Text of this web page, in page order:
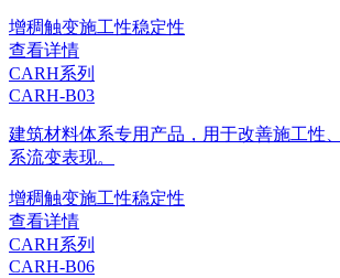
增稠触变施工性稳定性
查看详情
CARH系列
CARH-B03
建筑材料体系专用产品，用于改善施工性
系流变表现。
增稠触变施工性稳定性
查看详情
CARH系列
CARH-B06